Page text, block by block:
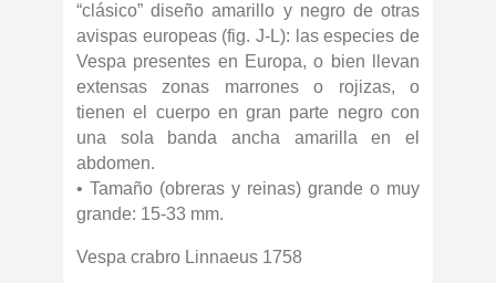
“clásico” diseño amarillo y negro de otras
avispas europeas (fig. J-L): las especies de
Vespa presentes en Europa, o bien llevan
extensas zonas marrones o rojizas, o
tienen el cuerpo en gran parte negro con
una sola banda ancha amarilla en el
abdomen.
• Tamaño (obreras y reinas) grande o muy
grande: 15-33 mm.
Vespa crabro Linnaeus 1758